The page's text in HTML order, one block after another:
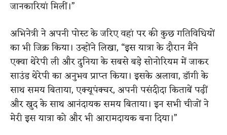
जानकारियां मिलीं।”
अभिनेत्री ने अपनी पोस्ट के जरिए वहां पर की कुछ गतिविधियों
का भी जिक्र किया। उन्होंने लिखा, “इस यात्रा के दौरान मैंने
एक्वा थेरेपी ली और दुनिया के सबसे बड़े सोनोरियम में जाकर
साउंड थेरेपी का अनुभव प्राप्त किया। इसके अलावा, डॉगी के
साथ समय बिताया, एक्यूपंक्चर, अपनी पसंदीदा किताबें पढ़ीं
और खुद के साथ आनंदायक समय बिताया। इन सभी चीजों ने
मेरी इस यात्रा को और भी आरामदायक बना दिया।”